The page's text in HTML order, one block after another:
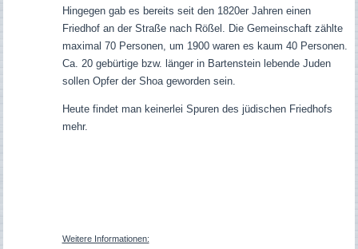
Hingegen gab es bereits seit den 1820er Jahren einen
Friedhof an der Straße nach Rößel. Die Gemeinschaft zählte
maximal 70 Personen, um 1900 waren es kaum 40 Personen.
Ca. 20 gebürtige bzw. länger in Bartenstein lebende Juden
sollen Opfer der Shoa geworden sein.
Heute findet man keinerlei Spuren des jüdischen Friedhofs
mehr.
Weitere Informationen: